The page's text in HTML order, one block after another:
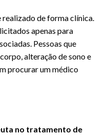
de forma clínica.
apenas para
Pessoas que
alteração de sono e
procurar um médico
no tratamento de